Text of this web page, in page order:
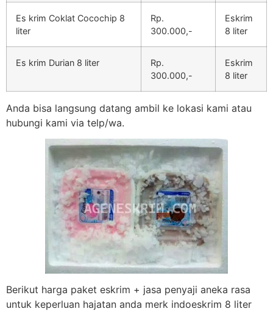
Es krim Coklat Cocochip 8
liter
Rp.
300.000,-
Eskrim
8 liter
Es krim Durian 8 liter
Rp.
300.000,-
Eskrim
8 liter
Anda bisa langsung datang ambil ke lokasi kami atau
hubungi kami via telp/wa.
Berikut harga paket eskrim + jasa penyaji aneka rasa
untuk keperluan hajatan anda merk indoeskrim 8 liter